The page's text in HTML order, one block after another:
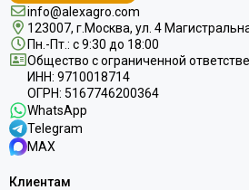
info@alexagro.com
123007, г.Москва, ул. 4
Пн.-Пт.: с 9:30 до 18:00
Общество с ограниченной
ИНН: 9710018714
ОГРН: 5167746200364
WhatsApp
Telegram
MAX
Клиентам